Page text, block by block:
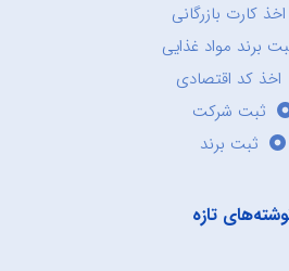
اخذ کارت بازرگانی
برند مواد غذایی
اخذ کد اقتصادی
ثبت شرکت
ثبت برند
تازه